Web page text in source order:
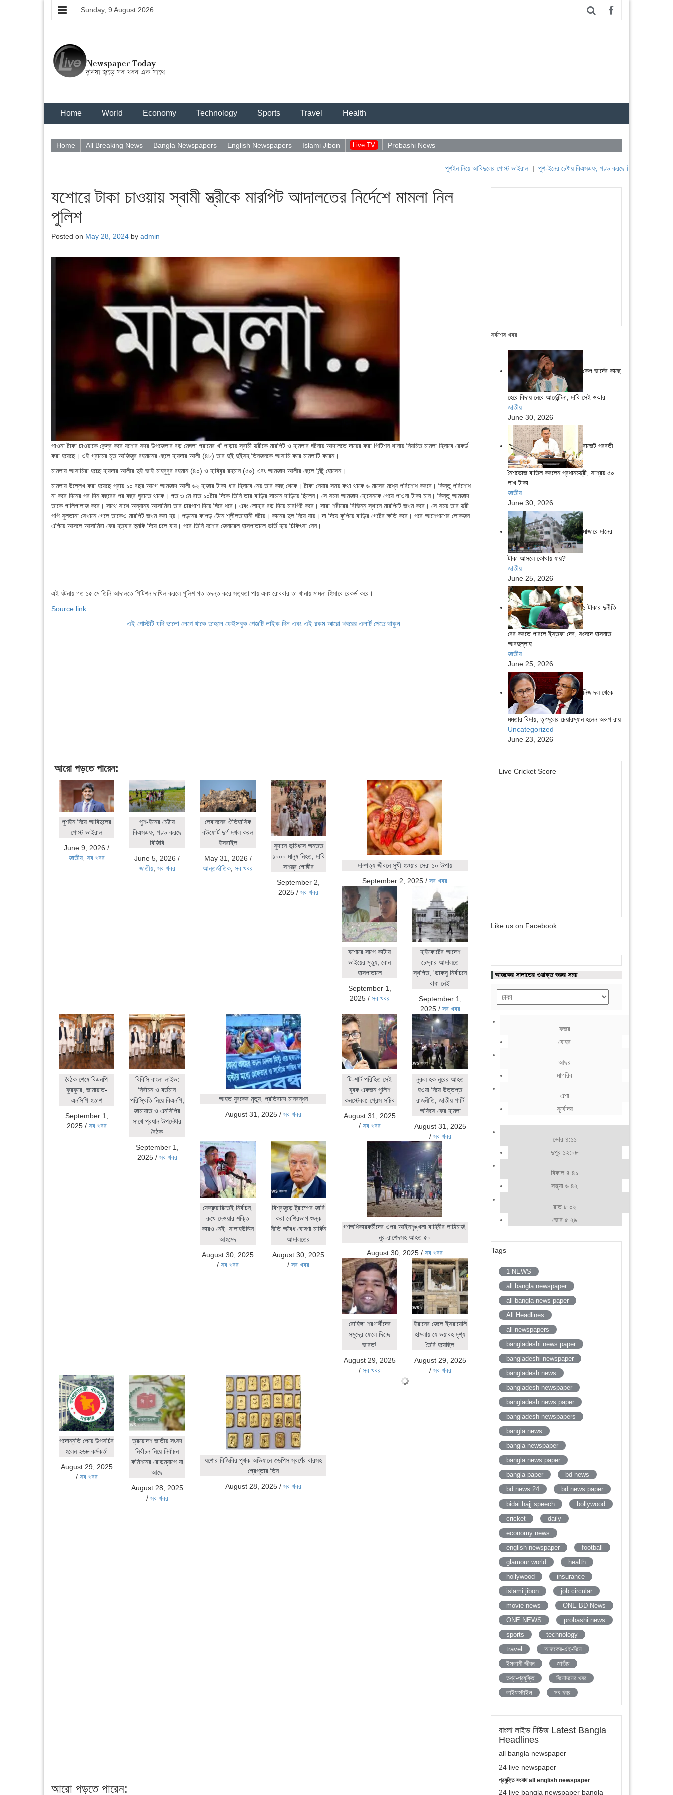
Sunday, 9 August 2026
Home World Economy Technology Sports Travel Health
Home All Breaking News Bangla Newspapers English Newspapers Islami Jibon Live TV Probashi News
পুশইন নিয়ে আবিদুলের পোস্ট ভাইরাল|পুশ-ইনের চেষ্টায় বিএসএফ, পণ্ড করছে বিজিবি| লেবাননের
যশোরে টাকা চাওয়ায় স্বামী স্ত্রীকে মারপিট আদালতের নির্দেশে মামলা নিল
পুলিশ
Posted on May 28, 2024 by admin
পাওনা টাকা চাওয়াকে কেন্দ্র করে যশোর সদর উপজেলার বড় মেঘলা গ্রামের খাঁ পাড়ায় স্বামী স্ত্রীকে মারপিট ও হামলার ঘটনায় আদালতে দায়ের করা পিটিশন থানায় নিয়মিত মামলা হিসাবে রেকর্ড
করা হয়েছে। ওই গ্রামের মৃত আজিজুর রহমানের ছেলে হায়দার আলী (৪৮) তার দুই দুইসহ তিনজনকে আসামি করে মামলাটি করেন।
মামলায় আসামিরা হচ্ছে হায়দার আলীর দুই ভাই মাহবুবুর রহমান (৪০) ও হাবিবুর রহমান (৫০) এবং আমজাদ আলীর ছেলে মিন্টু হোসেন।
মামলায় উল্লেখ করা হয়েছে প্রায় ১০ বছর আগে আমজাদ আলী ৬২ হাজার টাকা ধার হিসাবে নেয় তার কাছ থেকে। টাকা নেয়ার সময় কথা থাকে ৬ মাসের মধ্যে পরিশোধ করবে। কিন্তু পরিশোধ
না করে দিনের পর দিন বছরের পর বছর ঘুরাতে থাকে। গত ৩ মে রাত ১০টার দিকে তিনি তার বাড়ির সামনে দাড়িয়ে ছিলেন। সে সময় আমজাদ হোসেনকে পেয়ে পাওনা টাকা চান। কিন্তু আমজাদ
তাকে গালিগালাজ করে। সাথে সাথে অন্যান্য আসামিরা তার চারপাশ দিয়ে ঘিরে ধরে। এবং লোহার রড দিয়ে মারপিট করে। সারা শরীরের বিভিন্ন স্থানে মারপিটে জখম করে। সে সময় তার স্ত্রী
পপি সুলতানা সেখানে গেলে তাকেও মারপিট জখম করা হয়। পড়নের কাপড় টেনে শ্লীলতাহানী ঘটায়। কানের দুল নিয়ে যায়। দা দিয়ে কুপিয়ে বাড়ির গেটের ক্ষতি করে। পরে আশেপাশের লোকজন
এগিয়ে আসলে আসামিরা ফের হত্যার হুমকি দিয়ে চলে যায়। পরে তিনি যশোর জেনারেল হাসপাতালে ভর্তি হয়ে চিকিৎসা নেন।
এই ঘটনায় গত ১৫ মে তিনি আদালতে পিটিশন দাখিল করলে পুলিশ গত তদন্ত করে সত্যতা পায় এবং রোববার তা থানায় মামলা হিসাবে রেকর্ড করে।
Source link
এই পোস্টটি যদি ভালো লেগে থাকে তাহলে ফেইসবুক পেজটি লাইক দিন এবং এই রকম আরো খবরের এলার্ট পেতে থাকুন
আরো পড়তে পারেন:
পুশইন নিয়ে আবিদুলের
পোস্ট ভাইরাল
June 9, 2026 /
জাতীয়, সব খবর
পুশ-ইনের চেষ্টায়
বিএসএফ, পণ্ড করছে
বিজিবি
June 5, 2026 /
জাতীয়, সব খবর
লেবাননের ঐতিহাসিক
বউফোর্ট দুর্গ দখল করল
ইসরাইল
May 31, 2026 /
আন্তর্জাতিক ,সব খবর
সুদানে ভূমিধসে অন্তত
১০০০ মানুষ নিহত, দাবি
সশস্ত্র গোষ্ঠীর
September 2,
2025 /সব খবর
দাম্পত্য জীবনে সুখী হওয়ার সেরা ১০ উপায়
September 2, 2025 /সব খবর
যশোরে সাপে কাটায়
ভাইয়ের মৃত্যু, বোন
হাসপাতালে
September 1,
2025/ সব খবর
হাইকোর্টের আদেশ
চেম্বার আদালতে
স্থগিত, 'ডাকসু নির্বাচনে
বাধা নেই'
September 1,
2025/ সব খবর
বৈঠক শেষে বিএনপি
ফুরফুরে, জামায়াত-
এনসিপি হতাশ
September 1,
2025/ সব খবর
বিবিসি বাংলা লাইভ:
নির্বাচন ও বর্তমান
পরিস্থিতি নিয়ে বিএনপি,
জামায়াত ও এনসিপির
সাথে প্রধান উপদেষ্টার
বৈঠক
September 1,
2025/ সব খবর
আহত যুবকের মৃত্যু, প্রতিবাদে মানবন্ধন
August 31, 2025/ সব খবর
টি-শার্ট পরিহিত সেই
যুবক একজন পুলিশ
কনস্টেবল: প্রেস সচিব
August 31, 2025
/ সব খবর
নুরুল হক নুরের আহত
হওয়া নিয়ে উত্তপ্ত
রাজনীতি, জাতীয় পার্টি
অফিসে ফের হামলা
August 31, 2025
/ সব খবর
ফেব্রুয়ারিতেই নির্বাচন,
রুখে দেওয়ার শক্তি
কারও নেই: সালাহউদ্দিন
আহমেদ
August 30, 2025
/সব খবর
বিশ্বজুড়ে ট্রাম্পের জারি
করা বেশিরভাগ শুল্ক
নীতি অবৈধ ঘোষণা মার্কিন
আদালতের
August 30, 2025
/সব খবর
গণঅধিকারকর্মীদের ওপর আইনশৃঙ্খলা বাহিনীর লাঠিচার্জ,
নুর-রাশেদসহ আহত ৫০
August 30, 2025 /সব খবর
রোহিঙ্গা শরণার্থীদের
সমুদ্রে ফেলে দিচ্ছে
ভারত!
August 29, 2025
/ সব খবর
ইরানের জেলে ইসরায়েলি
হামলায় যে ভয়াবহ দৃশ্য
তৈরি হয়েছিল
August 29, 2025
/ সব খবর
পদোন্নতি পেয়ে উপসচিব
হলেন ২৬৮ কর্মকর্তা
August 29, 2025
/ সব খবর
ত্রয়োদশ জাতীয় সংসদ
নির্বাচন নিয়ে নির্বাচন
কমিশনের রোডম্যাপে যা
আছে
August 28, 2025
/ সব খবর
যশোর বিজিবির পৃথক অভিযানে ৩৬পিস স্বর্ণের বারসহ
গ্রেপ্তার তিন
August 28, 2025/ সব খবর
আরো পড়তে পারেন:
সর্বশেষ খবর
কেপ ভার্দের কাছে
হেরে বিদায় নেবে আর্জেন্টিনা, দাবি সেই ওঝার
জাতীয়
June 30, 2026
বাজেট পরবর্তী
নৈশভোজ বাতিল করলেন প্রধানমন্ত্রী, সাশ্রয় ৫০
লাখ টাকা
জাতীয়
June 30, 2026
মাজারে দানের
টাকা আসলে কোথায় যায়?
জাতীয়
June 25, 2026
১ টাকার দুর্নীতি
বের করতে পারলে ইস্তফা দেব, সংসদে হাসনাত
আবদুল্লাহ
জাতীয়
June 25, 2026
নিজ দল থেকে
মমতার বিদায়, তৃণমূলের চেয়ারম্যান হলেন অরূপ রায়
Uncategorized
June 23, 2026
Live Cricket Score
Like us on Facebook
আজকের সালাতের ওয়াক্ত শুরুর সময়
ফজর
যোহর
আছর
মাগরিব
এশা
সূর্যোদয়
ভোর ৪:১১
দুপুর ১২:০৮
বিকাল ৪:৪১
সন্ধ্যা ৬:৪২
রাত ৮:০২
ভোর ৫:২৯
Tags
1 NEWS
all bangla newspaper
all bangla news paper
All Headlines
all newspapers
bangladeshi news paper
bangladeshi newspaper
bangladesh news
bangladesh newspaper
bangladesh news paper
bangladesh newspapers
bangla news
bangla newspaper
bangla news paper
bangla paper
bd news
bd news 24
bd news paper
bidai hajj speech
bollywood
cricket
daily
economy news
english newspaper
football
glamour world
health
hollywood
insurance
islami jibon
job circular
movie news
ONE BD News
ONE NEWS
probashi news
sports
technology
travel
আজকের-এই-দিনে
ইসলামী-জীবন
জাতীয়
তথ্য-প্রযুক্তি
বিনোদনের খবর
লাইফস্টাইল
সব খবর
বাংলা লাইভ নিউজ Latest Bangla
Headlines
all bangla newspaper
24 live newspaper
প্রযুক্তি সংবাদ all english newspaper
24 live bangla newspaper bangla